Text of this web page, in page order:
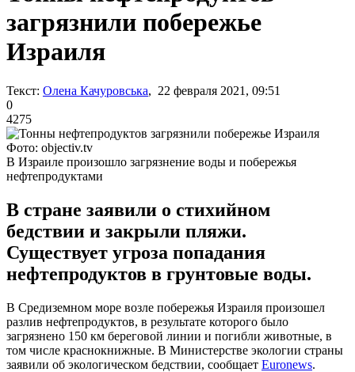
загрязнили побережье
Израиля
Текст: Олена Качуровська, 22 февраля 2021, 09:51
0
4275
Фото: objectiv.tv
В Израиле произошло загрязнение воды и побережья
нефтепродуктами
В стране заявили о стихийном
бедствии и закрыли пляжи.
Существует угроза попадания
нефтепродуктов в грунтовые воды.
В Средиземном море возле побережья Израиля произошел
разлив нефтепродуктов, в результате которого было
загрязнено 150 км береговой линии и погибли животные, в
том числе краснокнижные. В Министерстве экологии страны
заявили об экологическом бедствии, сообщает Euronews.